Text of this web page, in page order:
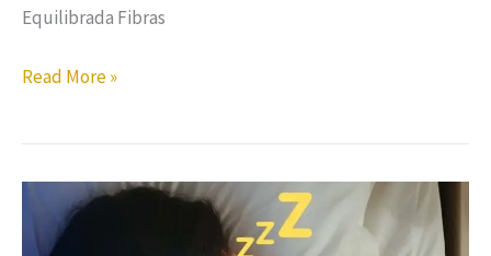
Equilibrada Fibras
Read More »